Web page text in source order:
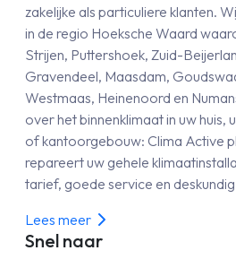
zakelijke als particuliere klanten.
in de regio Hoeksche Waard
Strijen, Puttershoek, Zuid-
Gravendeel, Maasdam,
Westmaas, Heinenoord en
over het binnenklimaat in uw huis,
of kantoorgebouw: Clima Active
repareert uw gehele
tarief, goede service en
Lees meer
Snel naar